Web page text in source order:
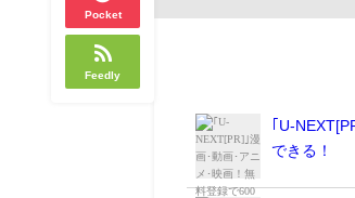
Pocket
Feedly
｢U-
できる！